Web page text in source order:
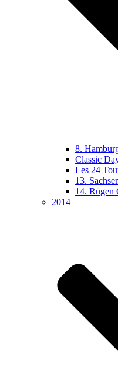
8.
Classic
Les 24
13.
14. Rügen
2014